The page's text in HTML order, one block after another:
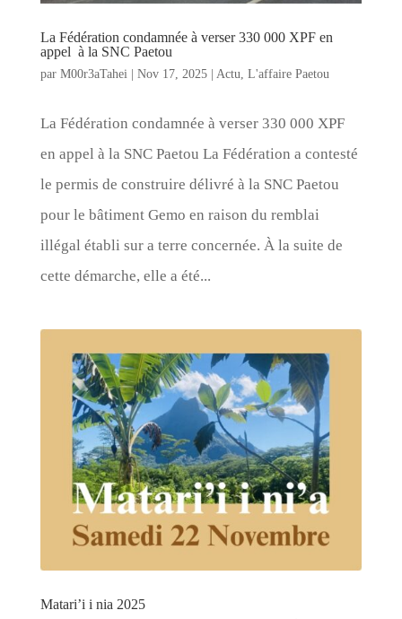
La Fédération condamnée à verser 330 000 XPF en
appel à la SNC Paetou
par M00r3aTahei| Nov 17, 2025| Actu, L'affaire Paetou
La Fédération condamnée à verser 330 000 XPF
en appel à la SNC Paetou La Fédération a contesté
le permis de construire délivré à la SNC Paetou
pour le bâtiment Gemo en raison du remblai
illégal établi sur a terre concernée. À la suite de
cette démarche, elle a été...
Matari’i i nia 2025